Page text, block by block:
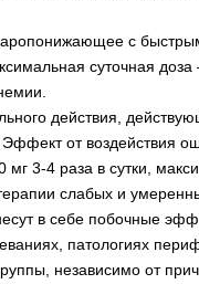
с
суточная
действия,
от воздействия
3-4 раза в сутки,
слабых и
в себе побочные
патологиях
независимо от